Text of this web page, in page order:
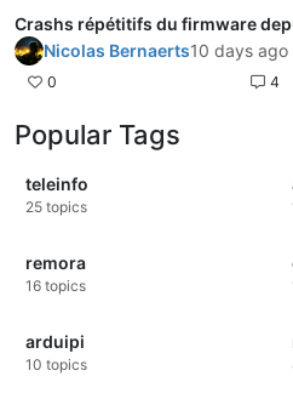
Crashs répétitifs du firmware
Nicolas Bernaerts10 days ago
0 4
Popular Tags
teleinfo
25 topics
remora
16 topics
arduipi
10 topics